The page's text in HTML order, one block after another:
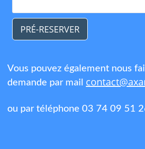
PRÉ-RESERVER
Vous pouvez également nous
demande par mail
ou par téléphone 03 74 09 51